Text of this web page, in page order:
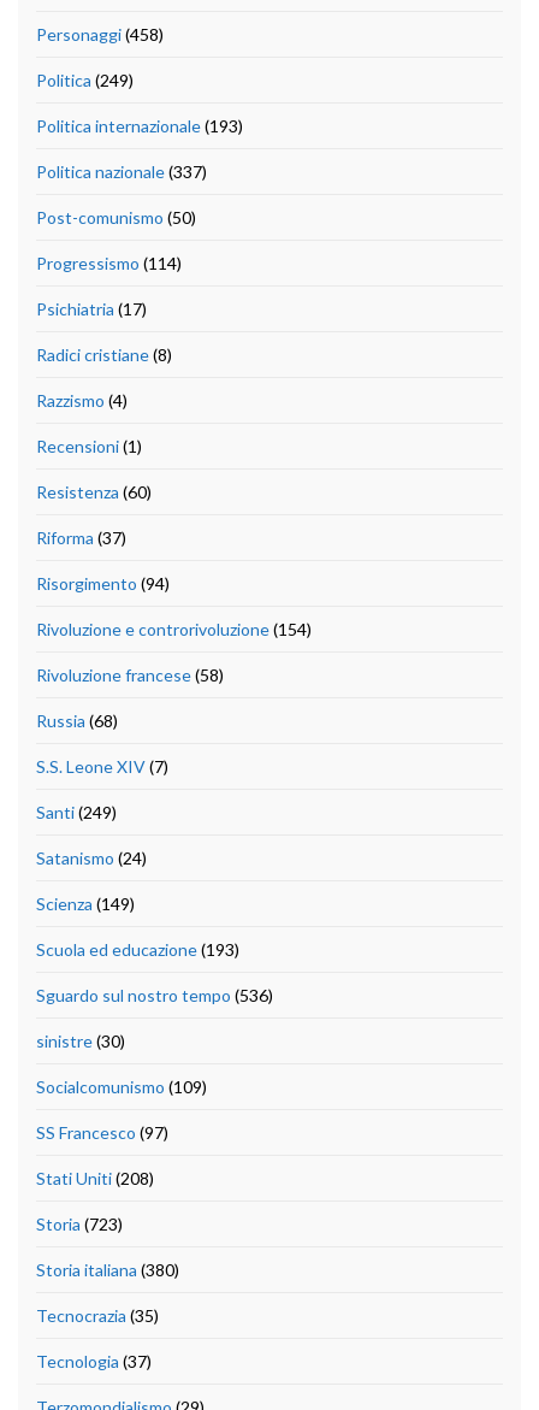
Personaggi(458)
Politica (249)
Politica internazionale(193)
Politica nazionale(337)
Post-comunismo (50)
Progressismo (114)
Psichiatria (17)
Radici cristiane(8)
Razzismo (4)
Recensioni(1)
Resistenza (60)
Riforma (37)
Risorgimento (94)
Rivoluzione e controrivoluzione(154)
Rivoluzione francese(58)
Russia (68)
S.S. Leone XIV(7)
Santi(249)
Satanismo (24)
Scienza (149)
Scuola ed educazione(193)
Sguardo sul nostro tempo (536)
sinistre(30)
Socialcomunismo (109)
SS Francesco (97)
Stati Uniti(208)
Storia (723)
Storia italiana (380)
Tecnocrazia (35)
Tecnologia (37)